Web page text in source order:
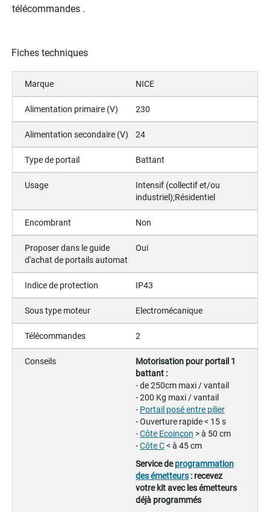
télécommandes .
Fiches techniques
Marque NICE
Alimentation primaire (V) 230
Alimentation secondaire (V) 24
Type de portail Battant
Usage
Intensif (collectif et/ou
industriel);Résidentiel
Encombrant Non
Proposer dans le guide
d'achat de portails automat
Oui
Indice de protection IP43
Sous type moteur Electromécanique
Télécommandes 2
Conseils
Motorisation pour portail 1
battant :
- de 250cm maxi / vantail
- 200 Kg maxi / vantail
- Portail posé entre pilier
- Ouverture rapide < 15 s
-Côte Ecoinçon > à 50 cm
-Côte C< à 45 cm
Service deprogrammation
des émetteurs: recevez
votre kit avec les émetteurs
déjà programmés